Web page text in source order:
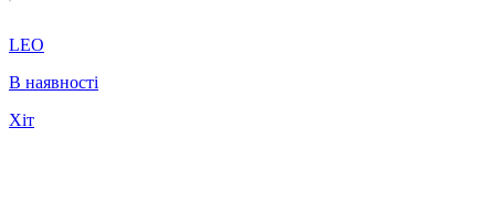
LEO
В наявності
Хіт